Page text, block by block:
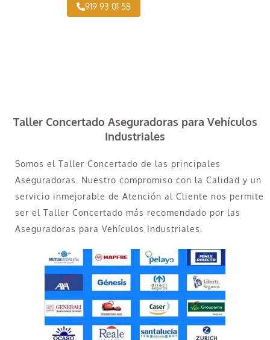
919 93 01 58
Taller Concertado Aseguradoras para Vehículos
Industriales
Somos el Taller Concertado de las principales
Aseguradoras. Nuestro compromiso con la Calidad y un
servicio inmejorable de Atención al Cliente nos permite
ser el Taller Concertado más recomendado por las
Aseguradoras para Vehículos Industriales.